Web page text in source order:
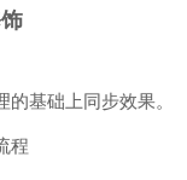
的基础上同步效果。
程